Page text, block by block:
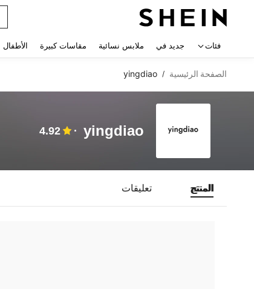
فئات جديد في ملابس نسائية مقاسات كبيرة الأطفال
الصفحة الرئيسية /
yingdiao
yingdiao
4.92
المنتج تعليقات